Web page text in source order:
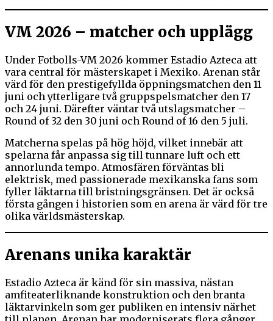
VM 2026 – matcher och upplägg
Under Fotbolls-VM 2026 kommer Estadio Azteca att
vara central för mästerskapet i Mexiko. Arenan står
värd för den prestigefyllda öppningsmatchen den 11
juni och ytterligare två gruppspelsmatcher den 17
och 24 juni. Därefter väntar två utslagsmatcher –
Round of 32 den 30 juni och Round of 16 den 5 juli.
Matcherna spelas på hög höjd, vilket innebär att
spelarna får anpassa sig till tunnare luft och ett
annorlunda tempo. Atmosfären förväntas bli
elektrisk, med passionerade mexikanska fans som
fyller läktarna till bristningsgränsen. Det är också
första gången i historien som en arena är värd för tre
olika världsmästerskap.
Arenans unika karaktär
Estadio Azteca är känd för sin massiva, nästan
amfiteaterliknande konstruktion och den branta
läktarvinkeln som ger publiken en intensiv närhet